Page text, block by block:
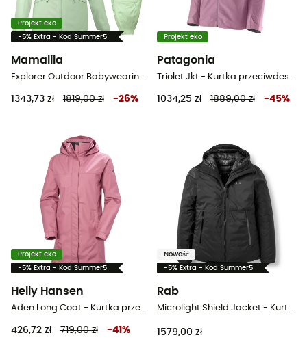
Projekt eko
-5% Extra - Kod Summer5
Mamalila
Explorer Outdoor Babywearing Jacket - Kurtka przeciwdeszczowa damska
1343,73 zł 1819,00 zł -26%
Projekt eko
Patagonia
Triolet Jkt - Kurtka przeciwdeszczowa damska
1034,25 zł 1889,00 zł -45%
Projekt eko
-5% Extra - Kod Summer5
Helly Hansen
Aden Long Coat - Kurtka przeciwdeszczowa damska
426,72 zł 719,00 zł -41 %
Nowość
-5% Extra - Kod Summer5
Rab
Microlight Shield Jacket - Kurtka przeciwdeszczowa damska
1579,00 zł